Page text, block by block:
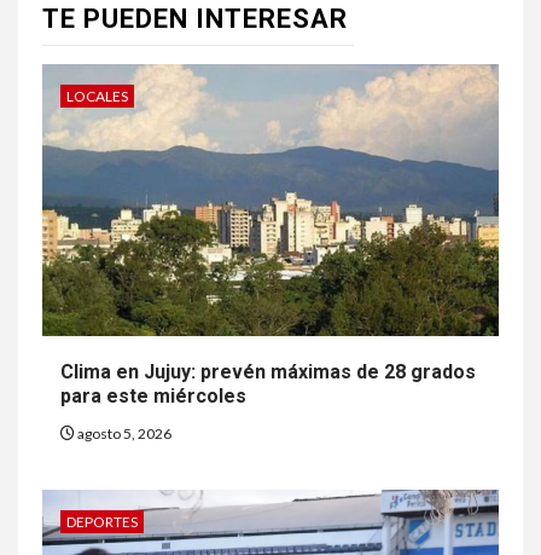
TE PUEDEN INTERESAR
LOCALES
Clima en Jujuy: prevén máximas de 28 grados
para este miércoles
agosto 5, 2026
DEPORTES